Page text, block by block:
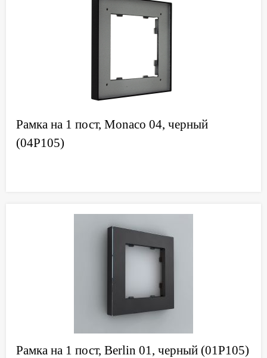
Рамка на 1 пост, Monaco 04, черный
(04P105)
Рамка на 1 пост, Berlin 01, черный (01P105)